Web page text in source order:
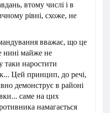
втому числі і в
рівні, схоже, не
вважає, що це
нині майже не
таки наростити
Цей принцип, до речі,
демонструє в районі
саме на цих
намагається